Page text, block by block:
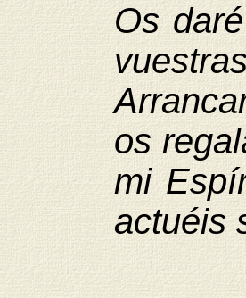
Os
os
mi
actuéis